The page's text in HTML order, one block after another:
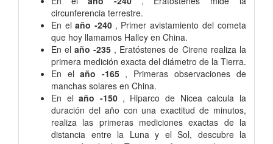
circunferencia terrestre.
En el año -240 , Primer avistamiento del cometa
que hoy llamamos Halley en China.
En el año -235 , Eratóstenes de Cirene realiza la
primera medición exacta del diámetro de la Tierra.
En el año -165 , Primeras observaciones de
manchas solares en China.
En el año -150 , Hiparco de Nicea calcula la
duración del año con una exactitud de minutos,
realiza las primeras mediciones exactas de la
distancia entre la Luna y el Sol, descubre la